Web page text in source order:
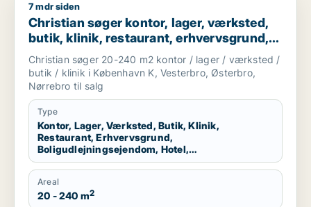
Christian søger kontor, lager, værksted, butik, klinik,
7 mdr siden
Christian søger kontor, lager, værksted,
butik, klinik, restaurant, erhvervsgrund,
boligudlejningsejendom, hotel,
produktionslokaler eller garage til salg i
København K, Vesterbro eller Østerbro
m.fl.
Christian søger 20-240 m2 kontor / lager / værksted /
butik / klinik i København K, Vesterbro, Østerbro,
Nørrebro til salg
Type
Kontor, Lager, Værksted, Butik, Klinik,
Restaurant, Erhvervsgrund,
Boligudlejningsejendom, Hotel,
Produktionslokaler, Garage
Areal
20 - 240 m2